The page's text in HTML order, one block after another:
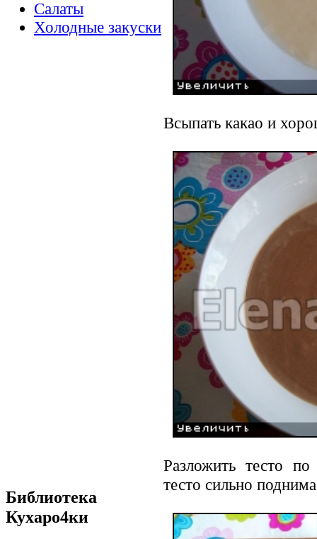
Салаты
Холодные закуски
Библиотека
Кухаро4ки
Всыпать какао и
Разложить тесто
тесто сильно